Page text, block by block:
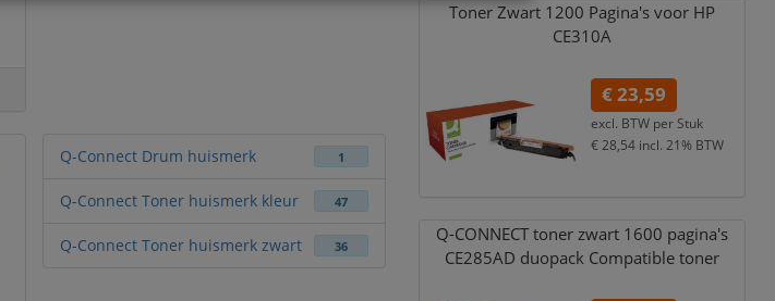
Q-Connect Drum huismerk 1
Q-Connect Toner huismerk kleur 47
Q-Connect Toner huismerk zwart 36
Toner Zwart 1200 Pagina's voor HP
CE310A
€ 23,59
excl. BTW per Stuk
€ 28,54 incl. 21% BTW
Q-CONNECT toner zwart 1600 pagina's
CE285AD duopack Compatible toner